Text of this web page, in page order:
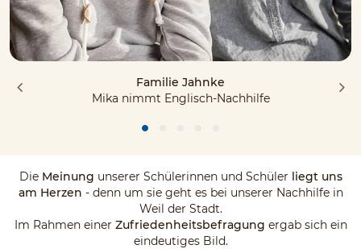
Familie Jahnke
Mika nimmt Englisch-Nachhilfe
Die Meinung unserer Schülerinnen und Schüler liegt uns
am Herzen - denn um sie geht es bei unserer Nachhilfe in
Weil der Stadt.
Im Rahmen einer Zufriedenheitsbefragung ergab sich ein
eindeutiges Bild.